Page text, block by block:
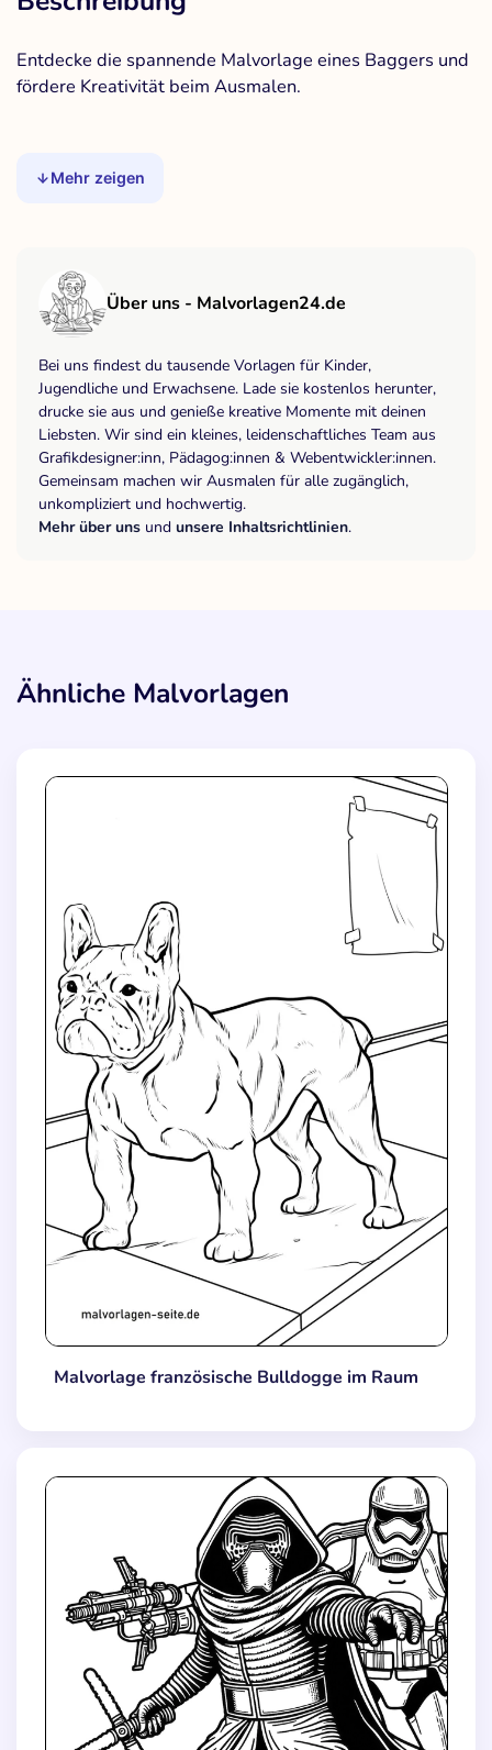
Entdecke die spannende Malvorlage eines Baggers und
fördere Kreativität beim Ausmalen.
Mehr zeigen
Über uns - Malvorlagen24.de
Bei uns findest du tausende Vorlagen für Kinder,
Jugendliche und Erwachsene. Lade sie kostenlos herunter,
drucke sie aus und genieße kreative Momente mit deinen
Liebsten. Wir sind ein kleines, leidenschaftliches Team aus
Grafikdesigner:inn, Pädagog:innen & Webentwickler:innen.
Gemeinsam machen wir Ausmalen für alle zugänglich,
unkompliziert und hochwertig.
Mehr über uns und unsere Inhaltsrichtlinien.
Ähnliche Malvorlagen
Malvorlage französische Bulldogge im Raum